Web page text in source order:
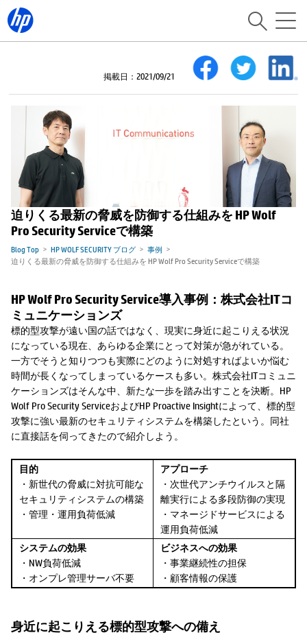
掲載日：2021/09/21
迫りくる最新の脅威を防御する仕組みを HP Wolf
Pro Security Serviceで構築
Blog Top HP WOLF SECURITY ブログ
事例
迫りくる最新の脅威を防御する仕組みを HP Wolf Pro Security Serviceで構築
HP Wolf Pro Security Service導入事例：株式会社ITコ
ミュニケーションズ
標的型攻撃が遠い国の話ではなく、現実に身近に起こりえる状況
になっている現在、あらゆる企業にとって対策が急がれている。
一方でそうと知りつつも実際にどのように対処すればよいか悩む
時間が長くなってしまっているケースも多い。株式会社ITコミュニ
ケーションズはそんな中、新たな一歩を踏み出すことを決断。HP
Wolf Pro Security ServiceおよびHP Proactive Insightによって、標的型
攻撃に強い最新のセキュリティシステムを構築したという。同社
に直接話を伺ってきたので紹介しよう。
目的
・新世代の脅威に対抗可能な
セキュリティシステムの構築
・管理・運用負荷低減
アプローチ
・次世代アンチウイルスと隔
離実行による多段防御の実現
・マネージドサービスによる
運用負荷低減
システムの効果
・NW負荷低減
・オンプレ管理サーバ不要
ビジネスへの効果
・事業継続性の担保
・顧客情報の保護
身近に起こりえる標的型攻撃への備え